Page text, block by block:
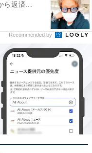
ばらく同じ場所に置
置になっている場合
に戻しておけば、
下手に場所を移動さ
ら返済...
Recommended by